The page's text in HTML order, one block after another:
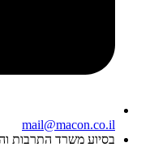
mail@macon.co.il
בסיוע משרד התרבות